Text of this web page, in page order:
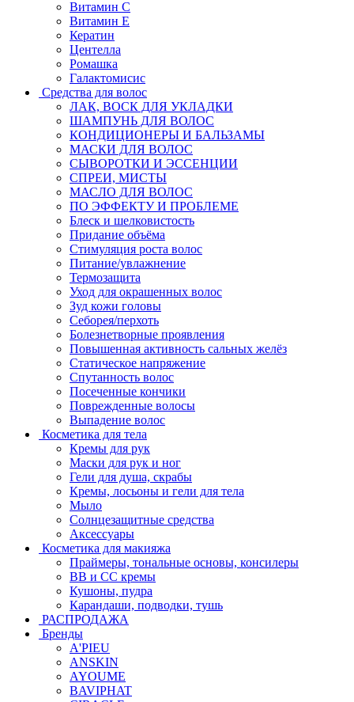
Витамин C
Витамин Е
Кератин
Центелла
Ромашка
Галактомисис
Средства для волос
ЛАК, ВОСК ДЛЯ УКЛАДКИ
ШАМПУНЬ ДЛЯ ВОЛОС
КОНДИЦИОНЕРЫ И БАЛЬЗАМЫ
МАСКИ ДЛЯ ВОЛОС
СЫВОРОТКИ И ЭССЕНЦИИ
СПРЕИ, МИСТЫ
МАСЛО ДЛЯ ВОЛОС
ПО ЭФФЕКТУ И ПРОБЛЕМЕ
Блеск и шелковистость
Придание объёма
Стимуляция роста волос
Питание/увлажнение
Термозащита
Уход для окрашенных волос
Зуд кожи головы
Себорея/перхоть
Болезнетворные проявления
Повышенная активность сальных желёз
Статическое напряжение
Спутанность волос
Посеченные кончики
Поврежденные волосы
Выпадение волос
Косметика для тела
Кремы для рук
Маски для рук и ног
Гели для душа, скрабы
Кремы, лосьоны и гели для тела
Мыло
Солнцезащитные средства
Аксессуары
Косметика для макияжа
Праймеры, тональные основы, консилеры
BB и CC кремы
Кушоны, пудра
Карандаши, подводки, тушь
РАСПРОДАЖА
Бренды
A'PIEU
ANSKIN
AYOUME
BAVIPHAT